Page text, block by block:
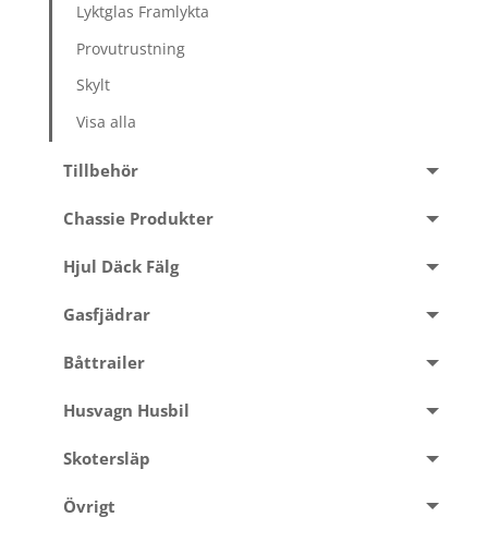
Lyktglas Framlykta
Provutrustning
Skylt
Visa alla
Tillbehör
Chassie Produkter
Hjul Däck Fälg
Gasfjädrar
Båttrailer
Husvagn Husbil
Skotersläp
Övrigt